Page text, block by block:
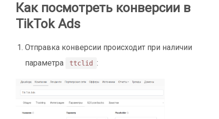
Как посмотреть конверсии в
TikTok Ads
Отправка конверсии происходит при наличии
параметра
ttclid :